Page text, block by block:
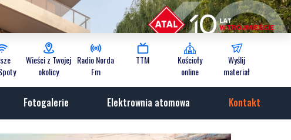
Wieści z Twojej
okolicy
Radio Norda
Fm
TTM
Kościoły
online
Wyślij
materiał
Fotogalerie Elektrownia atomowa Kontakt